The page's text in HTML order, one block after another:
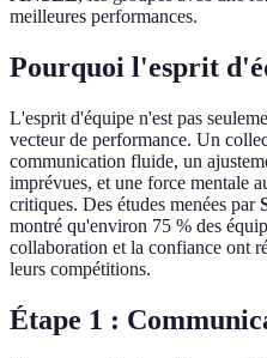
meilleures performances.
Pourquoi l'esprit
L'esprit d'équipe n'est pas
vecteur de performance. Un
communication fluide, un
imprévues, et une force mentale
critiques. Des études menées par
montré qu'environ 75 % des
collaboration et la confiance ont
leurs compétitions.
Étape 1 :